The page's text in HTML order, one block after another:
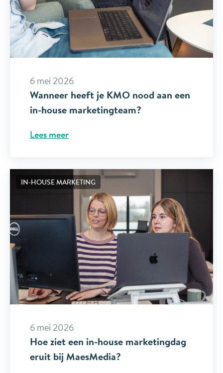
6 mei 2026
Wanneer heeft je KMO nood aan een
in-house marketingteam?
Lees meer
IN-HOUSE MARKETING
6 mei 2026
Hoe ziet een in-house marketingdag
eruit bij MaesMedia?